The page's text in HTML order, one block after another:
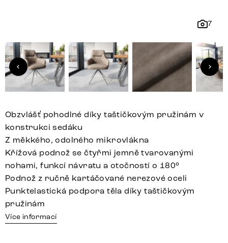
7
Obzvlášť pohodlné díky taštičkovým pružinám v
konstrukci sedáku
Z měkkého, odolného mikrovlákna
Křížová podnož se čtyřmi jemně tvarovanými
nohami, funkcí návratu a otočností o 180°
Podnož z ručně kartáčované nerezové oceli
Punktelastická podpora těla díky taštičkovým
pružinám
Více informací